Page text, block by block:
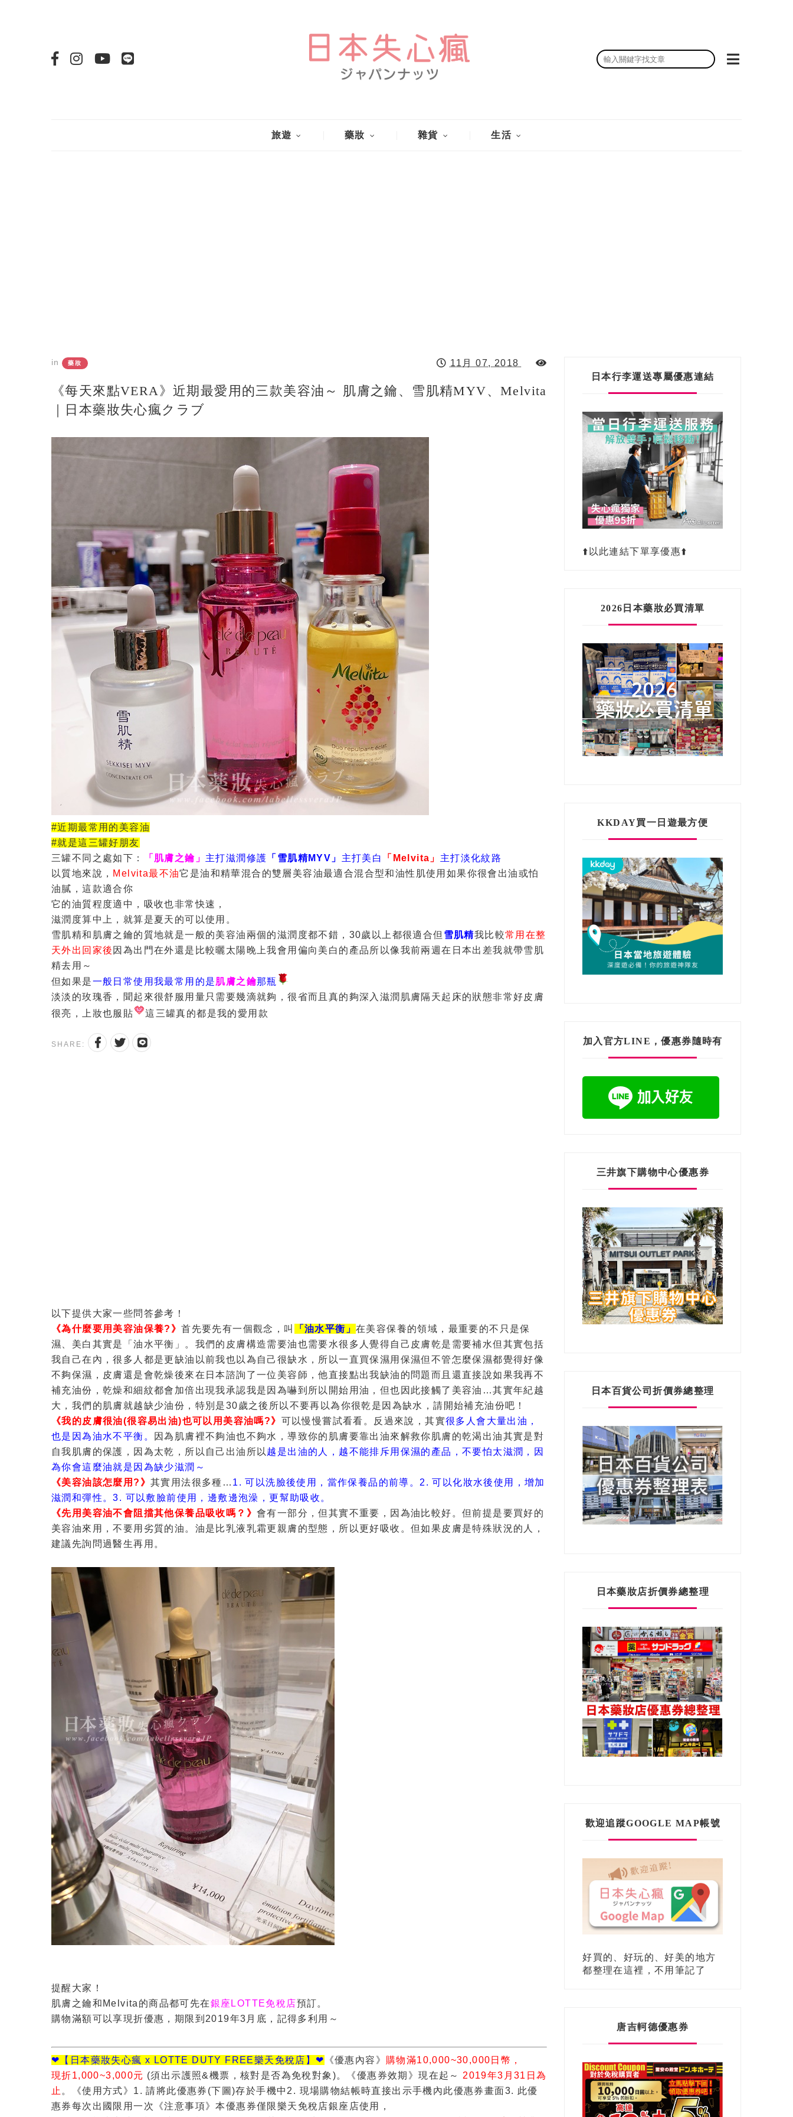
旅遊 藥妝 雜貨 生活
in 藥妝 11月 07, 2018
《每天來點VERA》近期最愛用的三款美容油～ 肌膚之鑰、雪肌精MYV、Melvita
｜日本藥妝失心瘋クラブ
#近期最常用的美容油
#就是這三罐好朋友
三罐不同之處如下：
「肌膚之鑰」 主打滋潤修護 「雪肌精MYV」 主打美白 「Melvita」 主打淡化紋路
以質地來說， Melvita最不油它是油和精華混合的雙層美容油最適合混合型和油性肌使用 如果你很會出油或怕
油膩，這款適合你
它的油質程度適中，吸收也非常快速，
滋潤度算中上，就算是夏天的可以使用。
雪肌精和肌膚之鑰的質地就是一般的美容油 兩個的滋潤度都不錯，30歲以上都很適合但 雪肌精我比較常用在整
天外出回家後 因為出門在外還是比較曬太陽晚上我會用偏向美白的產品 所以像我前兩週在日本出差我就帶雪肌
精去用～
但如果是一般日常使用我最常用的是肌膚之鑰那瓶
淡淡的玫瑰香，聞起來很舒服 用量只需要幾滴就夠，很省而且真的夠深入滋潤肌膚 隔天起床的狀態非常好皮膚
很亮，上妝也服貼
這三罐真的都是我的愛用款
SHARE:
以下提供大家一些問答參考！
《為什麼要用美容油保養?》首先要先有一個觀念，叫 「油水平衡」在美容保養的領域，最重要的不只是保
濕、美白 其實是「油水平衡」。 我們的皮膚構造需要油也需要水很多人覺得自己皮膚乾是需要補水但其實包括
我自己在內，很多人都是更缺油 以前我也以為自己很缺水，所以一直買保濕用保濕但不管怎麼保濕都覺得好像
不夠保濕，皮膚還是會乾燥後來在日本諮詢了一位美容師，他直接點出我缺油的問題 而且還直接說如果我再不
補充油份，乾燥和細紋都會加倍出現我承認我是因為嚇到所以開始用油，但也因此接觸了美容油…其實年紀越
大，我們的肌膚就越缺少油份，特別是30歲之後 所以不要再以為你很乾是因為缺水，請開始補充油份吧！
《我的皮膚很油(很容易出油)也可以用美容油嗎?》 可以慢慢嘗試看看。 反過來說，其實很多人會大量出油，
也是因為油水不平衡。
因為肌膚裡不夠油也不夠水，導致你的肌膚要靠出油來解救你肌膚的乾渴 出油其實是對
自我肌膚的保護，因為太乾，所以自己出油 所以 越是出油的人，越不能排斥用保濕的產品，不要怕太滋潤，因
為你會這麼油就是因為缺少滋潤～
《美容油該怎麼用?》 其實用法很多種… 1. 可以洗臉後使用，當作保養品的前導。 2. 可以化妝水後使用，增加
滋潤和彈性。3. 可以敷臉前使用，邊敷邊泡澡，更幫助吸收。
《先用美容油不會阻擋其他保養品吸收嗎？》 會有一部分，但其實不重要，因為油比較好。 但前提是要買好的
美容油來用，不要用劣質的油。 油是比乳液乳霜更親膚的型態，所以更好吸收。但如果皮膚是特殊狀況的人，
建議先詢問過醫生再用。
提醒大家！
肌膚之鑰和Melvita的商品都可先在銀座LOTTE免稅店預訂。
購物滿額可以享現折優惠，期限到2019年3月底，記得多利用～
❤【日本藥妝失心瘋 x LOTTE DUTY FREE樂天免稅店】❤ 《優惠內容》 購物滿10,000~30,000日幣，
現折1,000~3,000元 (須出示護照&機票，核對是否為免稅對象)。 《優惠券效期》現在起～ 2019年3月31日為
止 。 《使用方式》 1. 請將此優惠券(下圖)存於手機中 2. 現場購物結帳時直接出示手機內此優惠券畫面3. 此優
惠券每次出國限用一次
《注意事項》本優惠券僅限樂天免稅店銀座店使用，
日本行李運送專屬優惠連結
⬆️以此連結下單享優惠⬆️
2026日本藥妝必買清單
KKDAY買一日遊最方便
加入官方LINE，優惠券隨時有
三井旗下購物中心優惠券
日本百貨公司折價券總整理
日本藥妝店折價券總整理
歡迎追蹤GOOGLE MAP帳號
好買的、好玩的、好美的地方
都整理在這裡，不用筆記了
唐吉軻德優惠券